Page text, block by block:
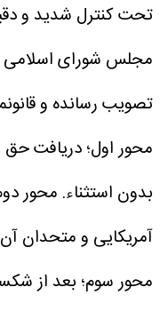
تحت کنترل شدید و
مجلس شورای اسلامی
تصویب رسانده و
محور اول؛ دریافت حق
بدون استثناء. محور
آمریکایی و متحدان
محور سوم؛ بعد از